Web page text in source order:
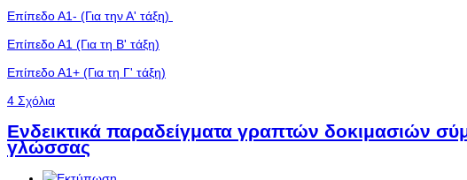
Επίπεδο Α1- (Για την Α' τάξη)
Επίπεδο Α1 (Για τη Β' τάξη)
Επίπεδο Α1+ (Για τη Γ' τάξη)
4 Σχόλια
Ενδεικτικά παραδείγματα γραπτών δοκιμασιών
γλώσσας